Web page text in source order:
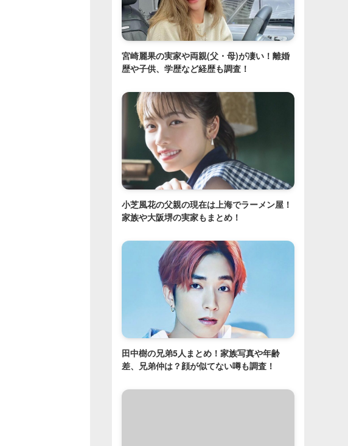
宮崎麗果の実家や両親(父・母)が凄い！離婚
歴や子供、学歴など経歴も調査！
小芝風花の父親の現在は上海でラーメン屋！
家族や大阪堺の実家もまとめ！
田中樹の兄弟5人まとめ！家族写真や年齢
差、兄弟仲は？顔が似てない噂も調査！